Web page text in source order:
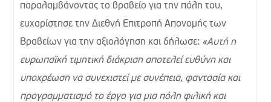
παραλαμβάνοντας το βραβείο για την πόλη του,
ευχαρίστησε την Διεθνή Επιτροπή Απονομής των
Βραβείων για την αξιολόγηση και δήλωσε: «Αυτή η
ευρωπαϊκή τιμητική διάκριση αποτελεί ευθύνη και
υποχρέωση να συνεχιστεί με συνέπεια, φαντασία και
προγραμματισμό το έργο για μια πόλη φιλική και